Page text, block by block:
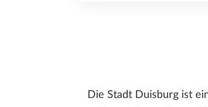
Die Stadt Duisburg ist